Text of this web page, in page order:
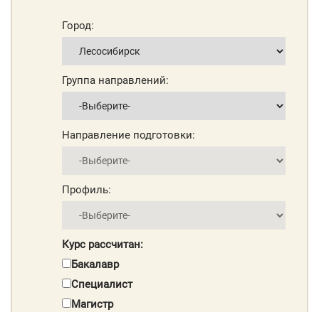
Город:
Группа направлений:
Направление подготовки:
Профиль:
Курс рассчитан:
Бакалавр
Специалист
Магистр